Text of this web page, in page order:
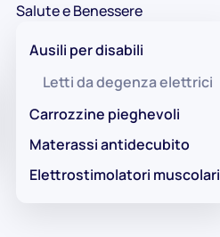
Salute e Benessere
Ausili per disabili
Letti da degenza elettrici
Carrozzine pieghevoli
Materassi antidecubito
Elettrostimolatori muscolari